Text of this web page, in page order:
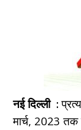
नई दिल्ली :
मार्च, 2023 तक